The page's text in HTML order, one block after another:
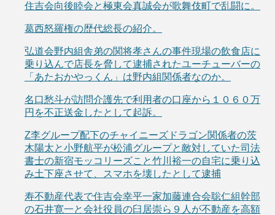
住吉会向後睦会と極東会真誠会が歌舞伎町で乱闘に。
葛西怒羅権の歴代総長の紹介。
弘道会野内組舎弟の関将孝さんの事件現場の飲食店に
乗り込んで店長を脅して逮捕されたユーチューバーの
「あたおかやっくん」は野内組関係者なのか。
名口愁斗が訪問介護先で利用者の口座から１０６０万
円を不正送金したとして起訴。
Z李グループ配下のチャイニーズドラゴン関係者の茨
木陽太と小野航平が松浦グループと敵対していた司法
書士の新宿モッコリーズこと竹川裕一の自宅に乗り込
み土下座させて、スマホを壊したとして逮捕
寿不動産代表で住吉会幸平一家加藤連合会聡仁組幹部
の石井寛一と会社役員の臼居崇ら９人が不動産を高額